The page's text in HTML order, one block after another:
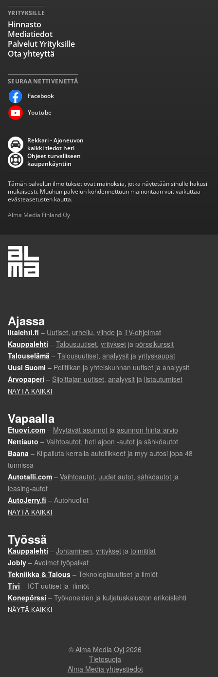
SEURAA NETTIVENETTÄ
Facebook
Youtube
YRITYKSILLE
Hinnasto
Mediatiedot
Palvelut Yrityksille
Ota yhteyttä
Rekkari - Ajoneuvon
kaikki tiedot heti
Ohjeet turvalliseen
kaupankäyntiin
Tämän palvelun ilmoitukset ovat mainoksia, jotka näytetään sinulle hakusi
mukaisesti. Muuhun palvelun kohdennettuun mainontaan voit vaikuttaa
evästeasetusten kautta.
Alma Media Finland Oy